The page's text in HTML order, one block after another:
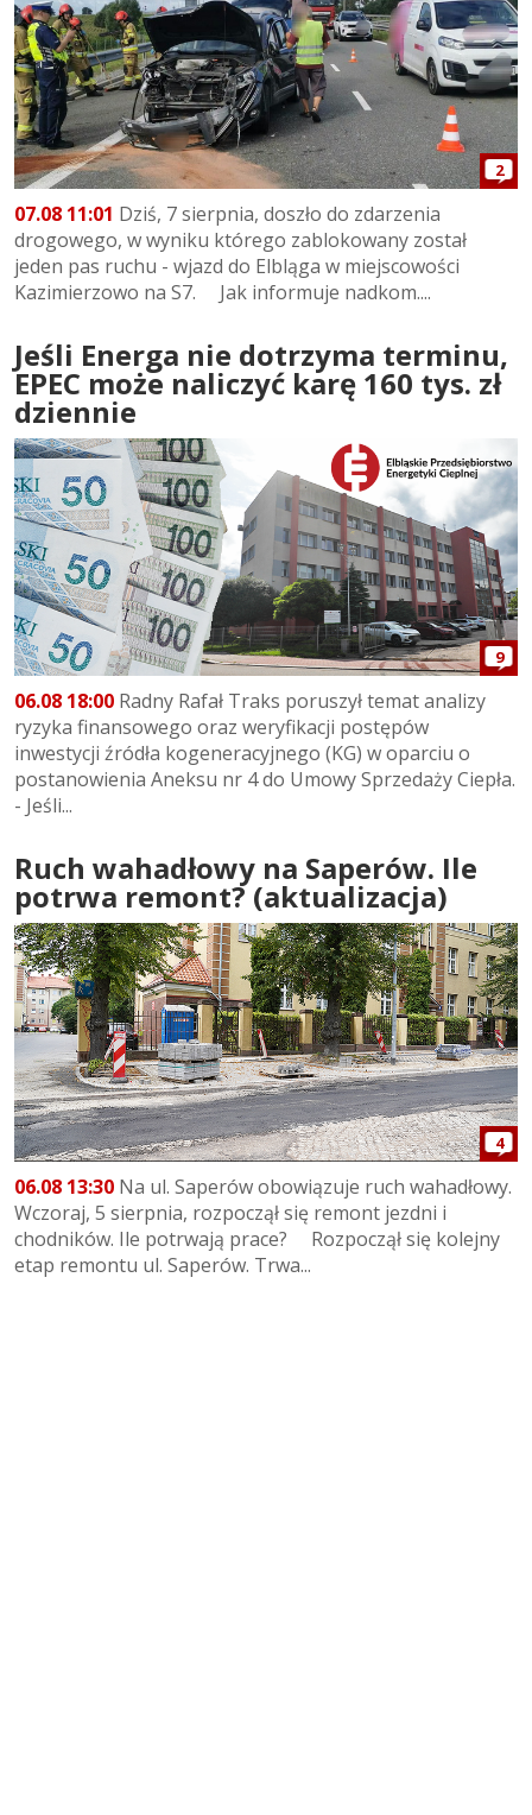
2
07.08 11:01 Dziś, 7 sierpnia, doszło do zdarzenia
drogowego, w wyniku którego zablokowany został
jeden pas ruchu - wjazd do Elbląga w miejscowości
Kazimierzowo na S7. Jak informuje nadkom....
Jeśli Energa nie dotrzyma terminu,
EPEC może naliczyć karę 160 tys. zł
dziennie
9
06.08 18:00 Radny Rafał Traks poruszył temat analizy
ryzyka finansowego oraz weryfikacji postępów
inwestycji źródła kogeneracyjnego (KG) w oparciu o
postanowienia Aneksu nr 4 do Umowy Sprzedaży Ciepła.
- Jeśli...
Ruch wahadłowy na Saperów. Ile
potrwa remont? (aktualizacja)
4
06.08 13:30 Na ul. Saperów obowiązuje ruch wahadłowy.
Wczoraj, 5 sierpnia, rozpoczął się remont jezdni i
chodników. Ile potrwają prace? Rozpoczął się kolejny
etap remontu ul. Saperów. Trwa...